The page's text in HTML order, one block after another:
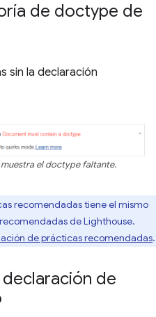
de doctype de
sin la declaración
el doctype faltante.
recomendadas tiene el mismo
de Lighthouse.
de prácticas recomendadas.
de